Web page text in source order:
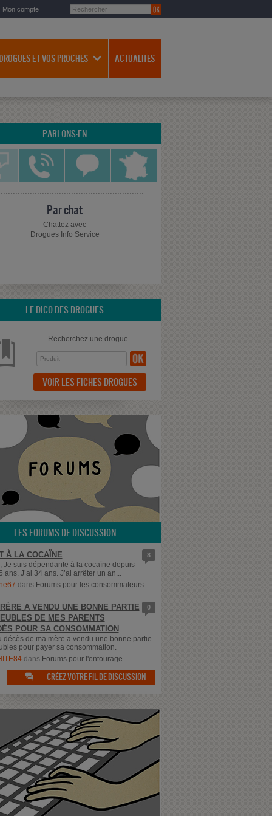
Mon compte
DROGUES ET VOS PROCHES ACTUALITES
PARLONS-EN
Par chat
Chattez avec
Drogues Info Service
LE DICO DES DROGUES
Recherchez une drogue
VOIR LES FICHES DROGUES
LES FORUMS DE DISCUSSION
8
À LA COCAÏNE
Je suis dépendante à la cocaïne depuis
ans. J’ai 34 ans. J’ai arrêter un an...
dans Forums pour les consommateurs
0
A VENDU UNE BONNE PARTIE
DE MES PARENTS
POUR SA CONSOMMATION
décès de ma mère a vendu une bonne partie
pour payer sa consommation.
dans Forums pour l'entourage
 CRÉEZ VOTRE FIL DE DISCUSSION